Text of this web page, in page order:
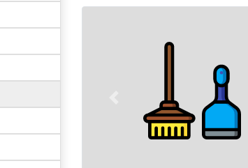
SLUŽBY BUŠOVICE
UKLÍZENÍ zajišťuje v Bušovicích a
ale levný úklid pro firmy i jednotlivce.
servis 24 hodin denně, 7 dní v týdnu a to i
svátků. Uklidíme vše, co zákazník žádá a
práce.
zájem o úklid v Bušovicích